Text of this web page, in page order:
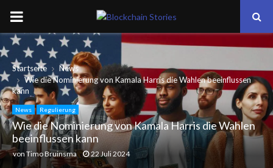
PRIMARY
MENU
Startseite
News
Wie die Nominierung von Kamala Harris die Wahlen beeinflussen
kann
News Regulierung
Wie die Nominierung von Kamala Harris die Wahlen
beeinflussen kann
von Timo Bruinsma 22 Juli 2024